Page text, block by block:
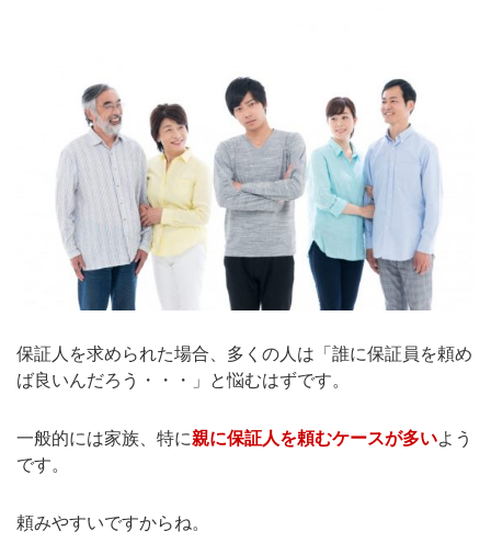
保証人を求められた場合、多くの人は「誰に保証員を頼め
ば良いんだろう・・・」と悩むはずです。
一般的には家族、特に親に保証人を頼むケースが多いよう
です。
頼みやすいですからね。